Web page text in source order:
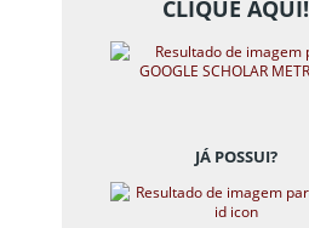
CLIQUE AQUI!
JÁ POSSUI?